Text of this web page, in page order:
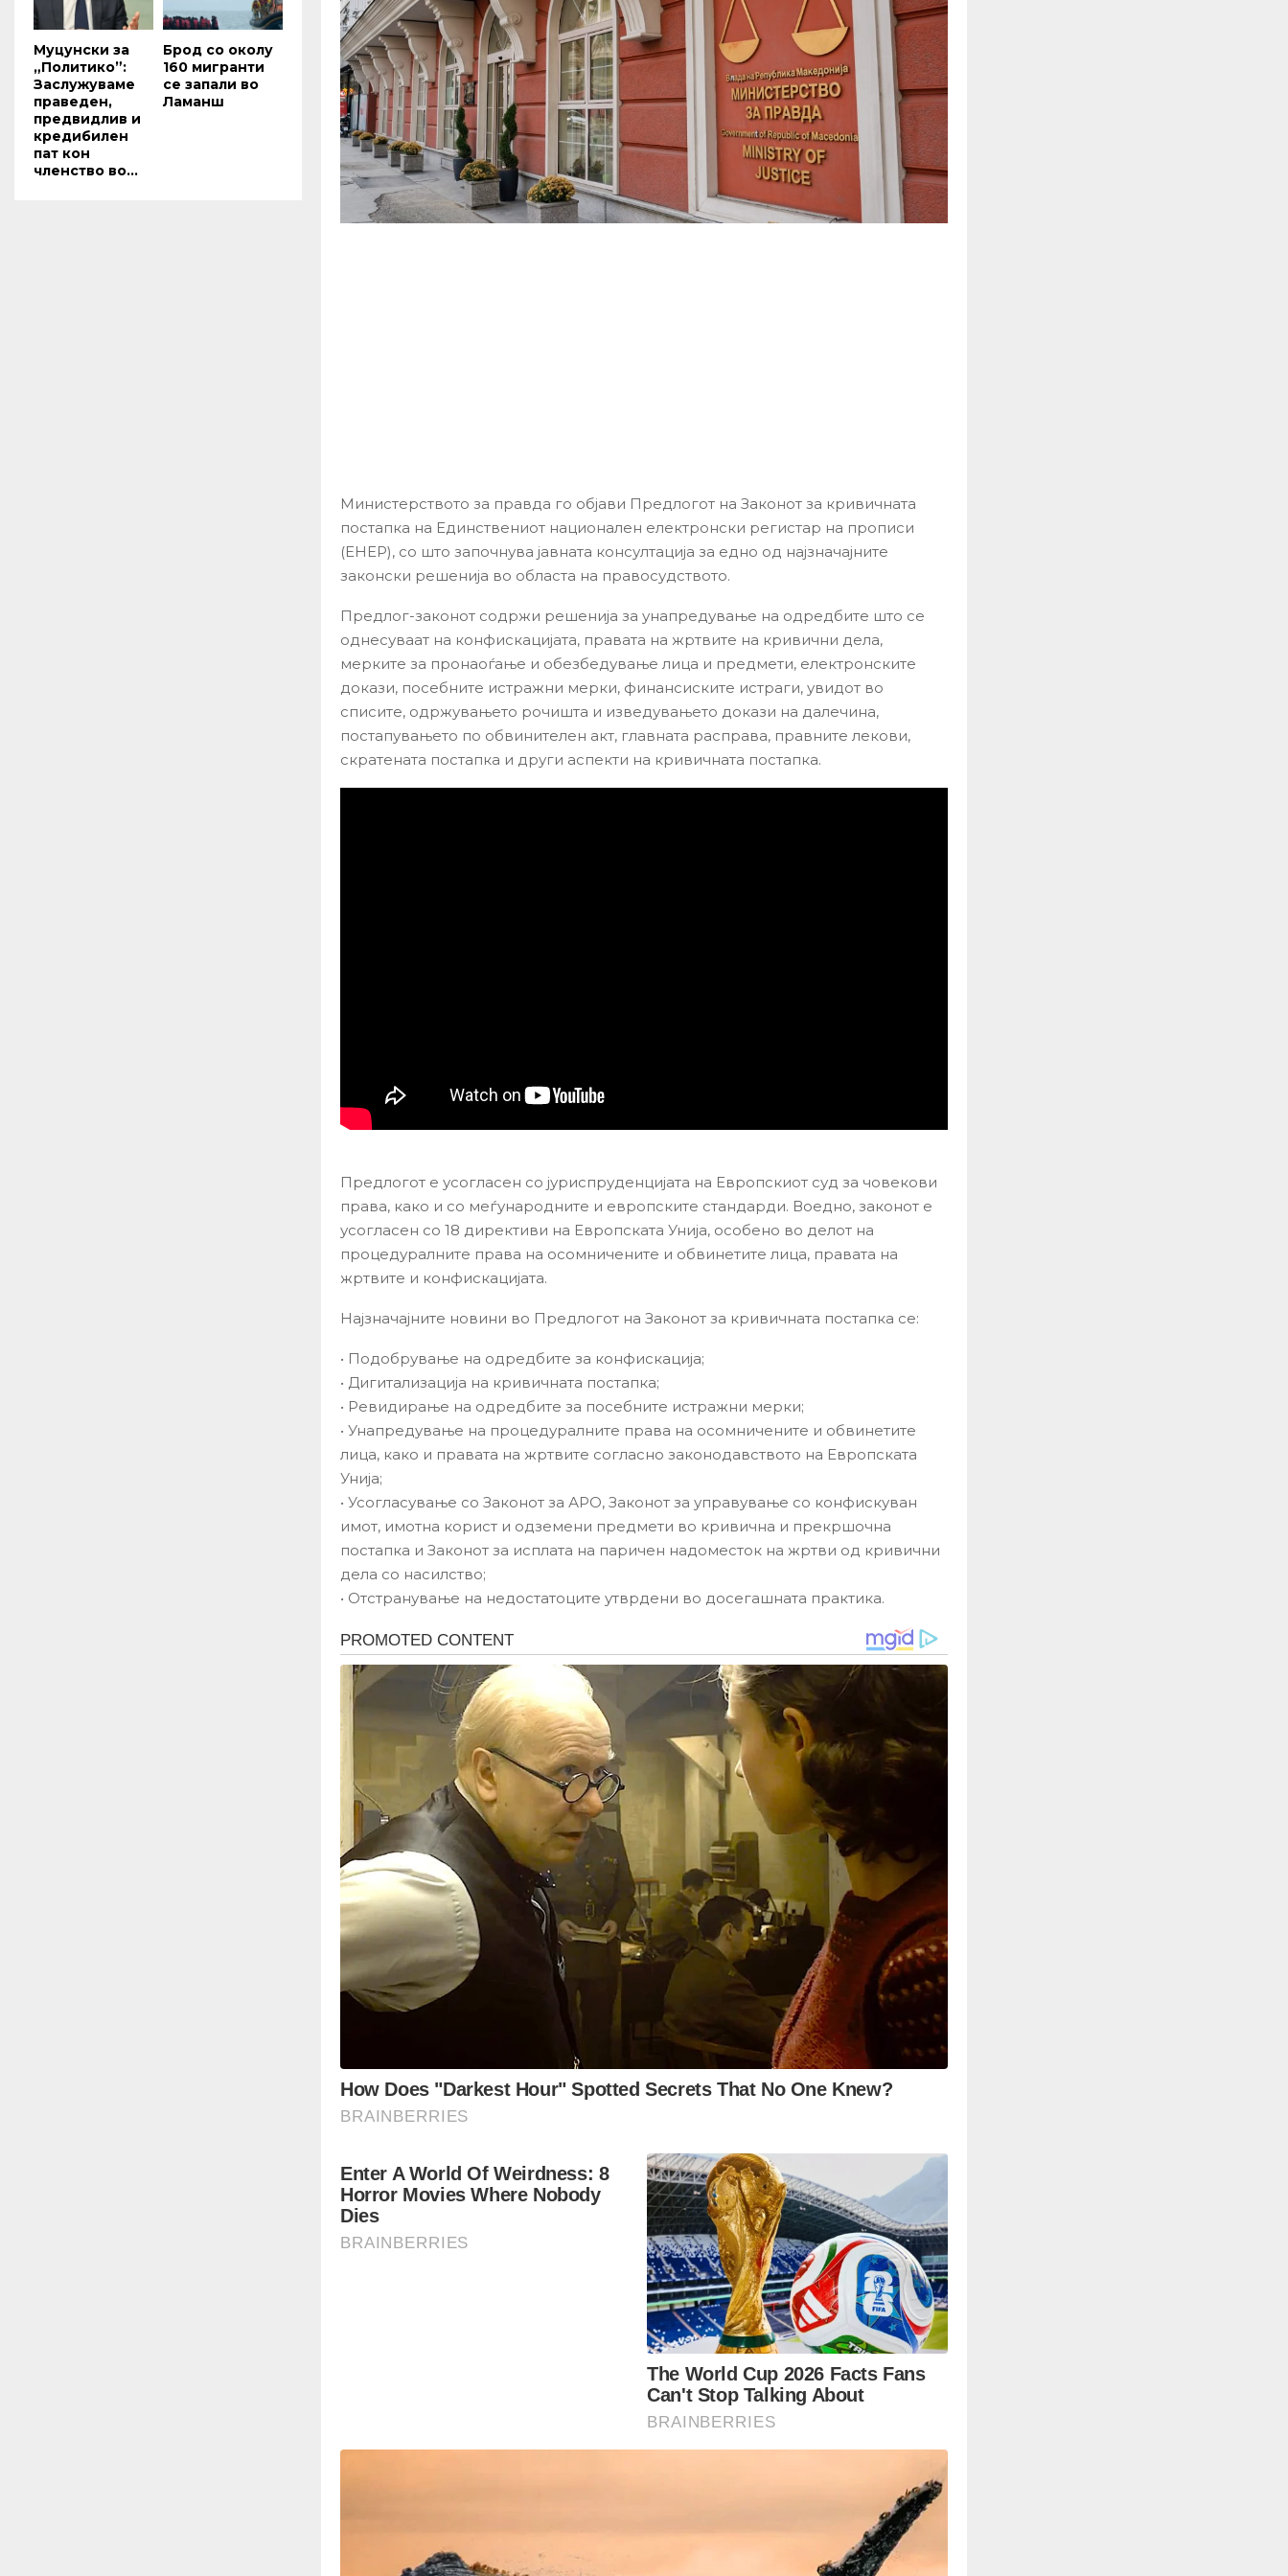
Министерството за правда го објави Предлогот на Законот за кривичната
постапка на Единствениот национален електронски регистар на прописи
(ЕНЕР), со што започнува јавната консултација за едно од најзначајните
законски решенија во областа на правосудството.
Предлог-законот содржи решенија за унапредување на одредбите што се
однесуваат на конфискацијата, правата на жртвите на кривични дела,
мерките за пронаоѓање и обезбедување лица и предмети, електронските
докази, посебните истражни мерки, финансиските истраги, увидот во
списите, одржувањето рочишта и изведувањето докази на далечина,
постапувањето по обвинителен акт, главната расправа, правните лекови,
скратената постапка и други аспекти на кривичната постапка.
Предлогот е усогласен со јуриспруденцијата на Европскиот суд за човекови
права, како и со меѓународните и европските стандарди. Воедно, законот е
усогласен со 18 директиви на Европската Унија, особено во делот на
процедуралните права на осомничените и обвинетите лица, правата на
жртвите и конфискацијата.
Најзначајните новини во Предлогот на Законот за кривичната постапка се:
• Подобрување на одредбите за конфискација;
• Дигитализација на кривичната постапка;
• Ревидирање на одредбите за посебните истражни мерки;
• Унапредување на процедуралните права на осомничените и обвинетите
лица, како и правата на жртвите согласно законодавството на Европската
Унија;
• Усогласување со Законот за АРО, Законот за управување со конфискуван
имот, имотна корист и одземени предмети во кривична и прекршочна
постапка и Законот за исплата на паричен надоместок на жртви од кривични
дела со насилство;
• Отстранување на недостатоците утврдени во досегашната практика.
Муцунски за
„Политико”:
Заслужуваме
праведен,
предвидлив и
кредибилен
пат кон
членство во...
Брод со околу
160 мигранти
се запали во
Ламанш